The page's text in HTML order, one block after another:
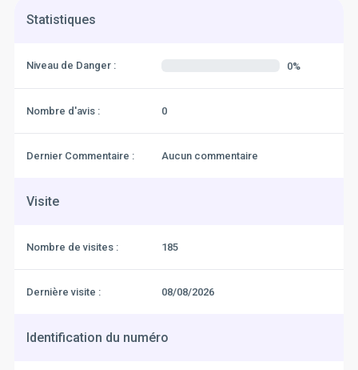
Statistiques
Niveau de Danger : 0%
Nombre d'avis : 0
Dernier Commentaire : Aucun commentaire
Visite
Nombre de visites : 185
Dernière visite : 08/08/2026
Identification du numéro